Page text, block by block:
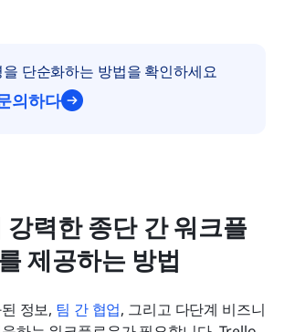
단순화하는 방법을 확인하세요
의하다
력한 종단 간 워크플
제공하는 방법
정보, 팀 간 협업, 그리고 다단계 비즈니